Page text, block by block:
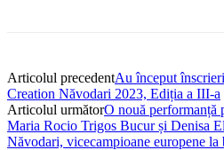
Articolul precedentAu început
Creation Năvodari 2023, Ediția a III-a
Articolul următorO nouă performanță
Maria Rocio Trigos Bucur și Denisa
Năvodari, vicecampioane europene la